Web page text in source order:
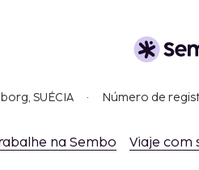
SUÉCIA Número de
na Sembo Viaje com